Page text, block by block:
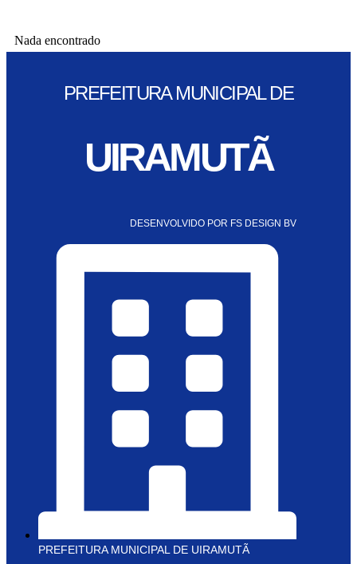
Nada encontrado
PREFEITURA MUNICIPAL DE
UIRAMUTÃ
DESENVOLVIDO POR FS DESIGN BV
PREFEITURA MUNICIPAL DE UIRAMUTÃ